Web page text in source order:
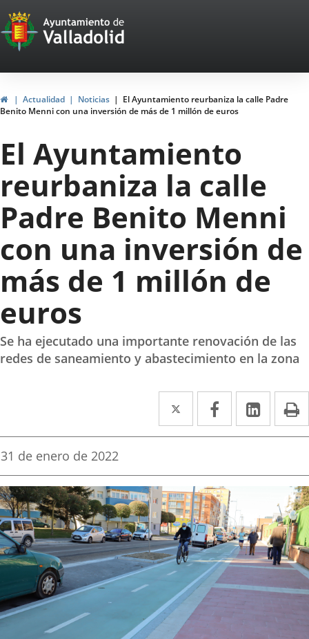
Portal
Web
del
Ayuntamiento
de
Valladolid
HomeActualidad Noticias
El Ayuntamiento reurbaniza la calle Padre
Benito Menni con una inversión de más de 1 millón de euros
El Ayuntamiento
reurbaniza la calle
Padre Benito Menni
con una inversión de
más de 1 millón de
euros
Se ha ejecutado una importante renovación de las
redes de saneamiento y abastecimiento en la zona
Twitter
Enlace
a
aplicación
externa.
Facebook
Enlace
a
aplicación
externa.
Enlace
a
Fecha
la
noticia
31 de enero de 2022